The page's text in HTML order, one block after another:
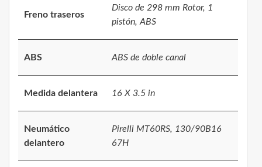
Freno traseros
Disco de 298 mm Rotor, 1
pistón, ABS
ABS ABS de doble canal
Medida delantera 16 X 3.5 in
Neumático
delantero
Pirelli MT60RS, 130/90B16
67H